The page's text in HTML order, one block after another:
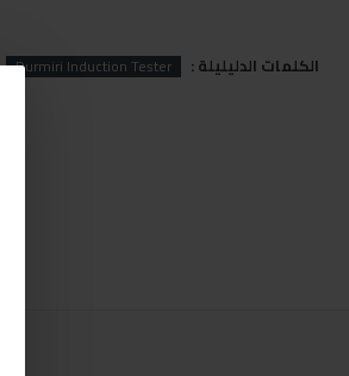
الكلمات الدليليلة : Durmiri Induction Tester